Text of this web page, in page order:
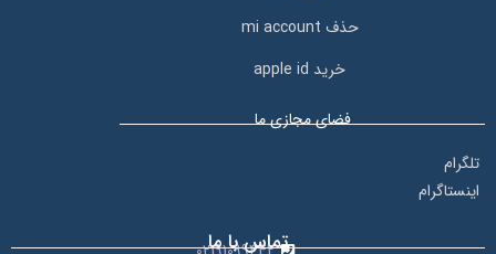
حذف mi account
خرید apple id
فضای مجازی ما
تلگرام
اینستاگرام
تماس با ما